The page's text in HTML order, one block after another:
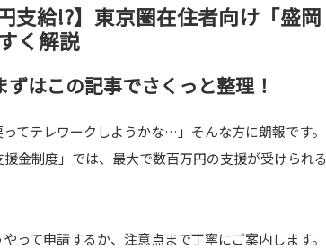
支給!?】東京圏在住者向け「盛岡
く解説
はこの記事でさくっと整理！
てテレワークしようかな…」そんな方に朗報です。
金制度」では、最大で数百万円の支援が受けられる
って申請するか、注意点まで丁寧にご案内します。